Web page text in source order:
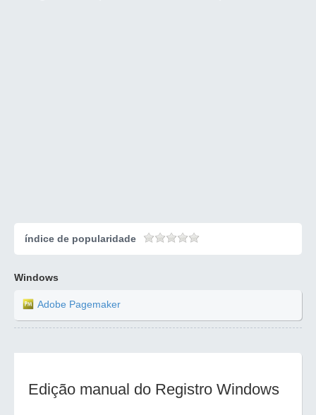
índice de popularidade
Windows
Adobe Pagemaker
Edição manual do Registro Windows